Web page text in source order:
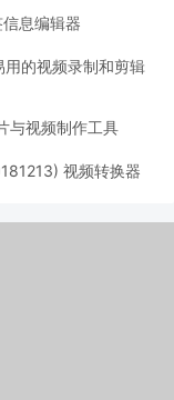
息编辑器
的视频录制和剪辑
与视频制作工具
视频转换器